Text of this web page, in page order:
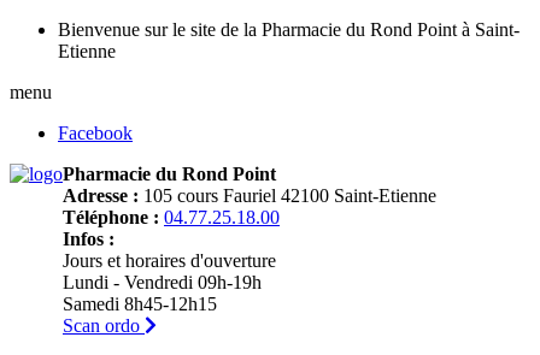
Bienvenue sur le site de la Pharmacie du Rond Point à Saint-
Etienne
menu
Facebook
Pharmacie du Rond Point
Adresse : 105 cours Fauriel 42100 Saint-Etienne
Téléphone : 04.77.25.18.00
Infos :
Jours et horaires d'ouverture
Lundi - Vendredi 09h-19h
Samedi 8h45-12h15
Scan ordo